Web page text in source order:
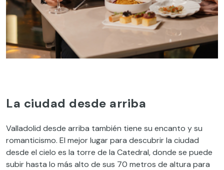
La ciudad desde arriba
Valladolid desde arriba también tiene su encanto y su
romanticismo. El mejor lugar para descubrir la ciudad
desde el cielo es la torre de la Catedral, donde se puede
subir hasta lo más alto de sus 70 metros de altura para